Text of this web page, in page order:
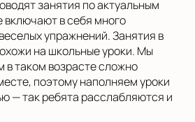
занятия по актуальным
включают в себя много
упражнений. Занятия в
на школьные уроки. Мы
в таком возрасте сложно
поэтому наполняем уроки
— так ребята расслабляются и